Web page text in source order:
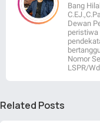
Bang
Dewan
peristiwa
Nomor
LSPR/
Related Posts